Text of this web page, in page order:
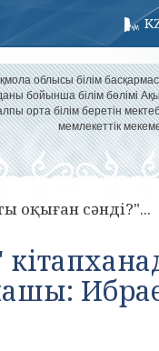
облысы білім
бойынша білім бөлімі
орта білім беретін
мемлекеттік
оқыған сәнді?"...